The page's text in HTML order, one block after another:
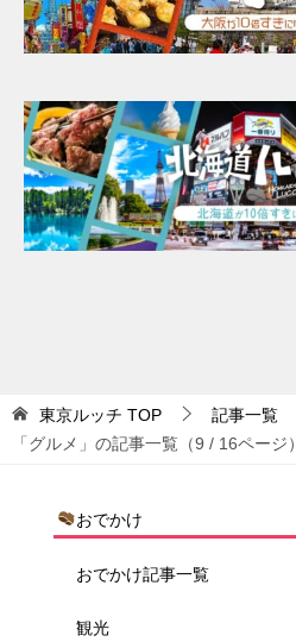
東京ルッチ TOP 記事一覧
「グルメ」の記事一覧（9 / 16ページ）
おでかけ
おでかけ記事一覧
観光